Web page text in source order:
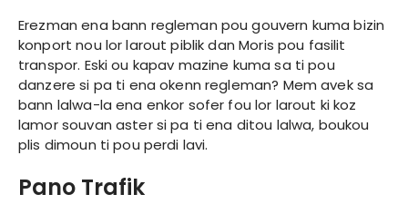
Erezman ena bann regleman pou gouvern kuma bizin
konport nou lor larout piblik dan Moris pou fasilit
transpor. Eski ou kapav mazine kuma sa ti pou
danzere si pa ti ena okenn regleman? Mem avek sa
bann lalwa-la ena enkor sofer fou lor larout ki koz
lamor souvan aster si pa ti ena ditou lalwa, boukou
plis dimoun ti pou perdi lavi.
Pano Trafik